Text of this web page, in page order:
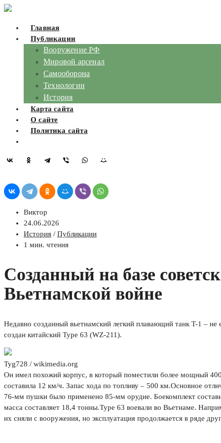
Skip
content
Главная
Публикации
Вооружение РФ
Мировой арсенал
Самооборона
Технологии
История
Карта сайта
О сайте
Политика сайта
Виктор
24.06.2026
История / Публикации
1 мин. чтения
Созданный на базе
Вьетнамской войне
Недавно созданный вьетнамский легкий плавающий танк T-1 –
создан китайский Type 63 (WZ-211).
Tyg728 / wikimedia.org
Он имел похожий корпус, в который поместили более мощный
составила 12 км/ч. Запас хода по топливу – 500 км.Основное
76-мм пушки было применено 85-мм орудие. Боекомплект
масса составляет 18,4 тонны.Type 63 воевали во Вьетнаме.
их сняли с вооружения, но эксплуатация продолжается в ряде